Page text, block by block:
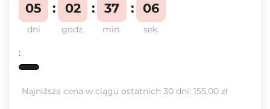
dni
05
godz.
02
min.
37
sek.
05
:
Najniższa cena w ciągu ostatnich 30 dni: 155,00 zł